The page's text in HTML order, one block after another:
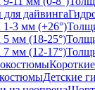
Детские